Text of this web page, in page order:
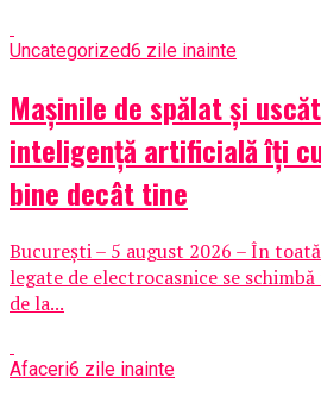
Uncategorized6 zile inainte
Mașinile de spălat și
inteligență artificială îți
bine decât tine
București – 5 august 2026 – În
legate de electrocasnice se
de la...
Afaceri6 zile inainte